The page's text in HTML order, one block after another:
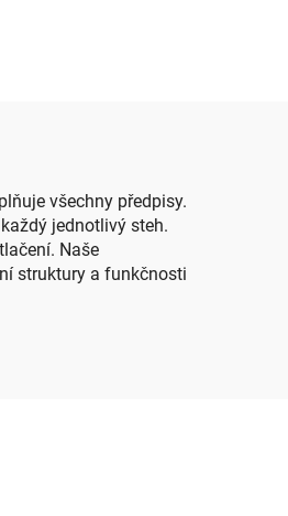
všechny předpisy.
jednotlivý steh.
Naše
struktury a funkčnosti